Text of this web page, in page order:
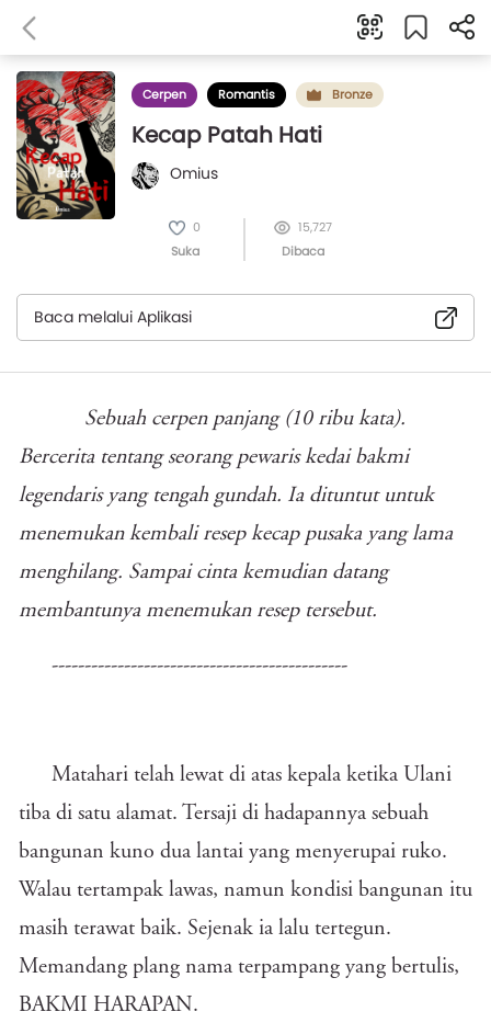
Cerpen Romantis Bronze
Kecap Patah Hati
Omius
0
Suka
15,727
Dibaca
Baca melalui Aplikasi
Sebuah cerpen panjang (10 ribu kata).
Bercerita tentang seorang pewaris kedai bakmi
legendaris yang tengah gundah. Ia dituntut untuk
menemukan kembali resep kecap pusaka yang lama
menghilang. Sampai cinta kemudian datang
membantunya menemukan resep tersebut.
---------------------------------------------
Matahari telah lewat di atas kepala ketika Ulani
tiba di satu alamat. Tersaji di hadapannya sebuah
bangunan kuno dua lantai yang menyerupai ruko.
Walau tertampak lawas, namun kondisi bangunan itu
masih terawat baik. Sejenak ia lalu tertegun.
Memandang plang nama terpampang yang bertulis,
BAKMI HARAPAN.